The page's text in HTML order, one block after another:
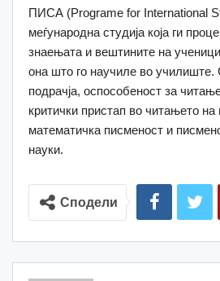
ПИСА (Programe for International
меѓународна студија која ги
знаењата и вештините на
она што го научиле во училиште.
подрачја, оспособеност за
критички пристап во читањето
математичка писменост и
науки.
Сподели